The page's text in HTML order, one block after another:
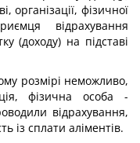
організації, фізичної
відрахування
(доходу) на підставі
розмірі неможливо,
фізична особа -
відрахування,
із сплати аліментів.